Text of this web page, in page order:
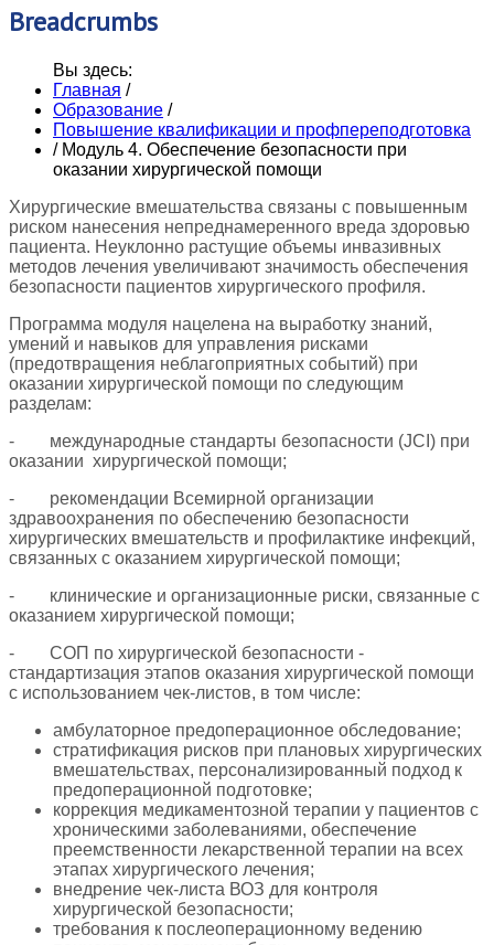
Breadcrumbs
Вы здесь:
Главная /
Образование /
Повышение квалификации и профпереподготовка
/ Модуль 4. Обеспечение безопасности при
оказании хирургической помощи
Хирургические вмешательства связаны с повышенным
риском нанесения непреднамеренного вреда здоровью
пациента. Неуклонно растущие объемы инвазивных
методов лечения увеличивают значимость обеспечения
безопасности пациентов хирургического профиля.
Программа модуля нацелена на выработку знаний,
умений и навыков для управления рисками
(предотвращения неблагоприятных событий) при
оказании хирургической помощи по следующим
разделам:
- международные стандарты безопасности (JCI ) при
оказании хирургической помощи;
- рекомендации Всемирной организации
здравоохранения по обеспечению безопасности
хирургических вмешательств и профилактике инфекций,
связанных с оказанием хирургической помощи;
- клинические и организационные риски, связанные с
оказанием хирургической помощи;
- СОП по хирургической безопасности -
стандартизация этапов оказания хирургической помощи
с использованием чек-листов, в том числе:
амбулаторное предоперационное обследование;
стратификация рисков при плановых хирургических
вмешательствах, персонализированный подход к
предоперационной подготовке;
коррекция медикаментозной терапии у пациентов с
хроническими заболеваниями, обеспечение
преемственности лекарственной терапии на всех
этапах хирургического лечения;
внедрение чек-листа ВОЗ для контроля
хирургической безопасности;
требования к послеоперационному ведению